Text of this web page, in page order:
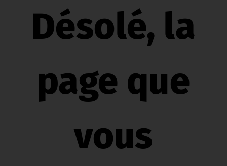
Désolé, la
page que
vous